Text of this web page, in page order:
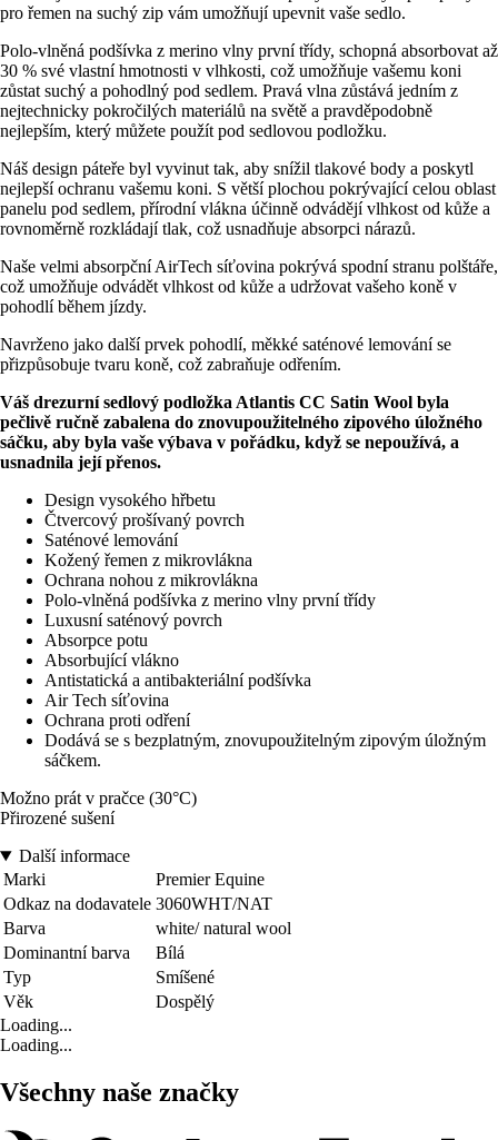
pro řemen na suchý zip vám umožňují upevnit vaše sedlo.
Polo-vlněná podšívka z merino vlny první třídy, schopná absorbovat až
30 % své vlastní hmotnosti v vlhkosti, což umožňuje vašemu koni
zůstat suchý a pohodlný pod sedlem. Pravá vlna zůstává jedním z
nejtechnicky pokročilých materiálů na světě a pravděpodobně
nejlepším, který můžete použít pod sedlovou podložku.
Náš design páteře byl vyvinut tak, aby snížil tlakové body a poskytl
nejlepší ochranu vašemu koni. S větší plochou pokrývající celou oblast
panelu pod sedlem, přírodní vlákna účinně odvádějí vlhkost od kůže a
rovnoměrně rozkládají tlak, což usnadňuje absorpci nárazů.
Naše velmi absorpční AirTech síťovina pokrývá spodní stranu polštáře,
což umožňuje odvádět vlhkost od kůže a udržovat vašeho koně v
pohodlí během jízdy.
Navrženo jako další prvek pohodlí, měkké saténové lemování se
přizpůsobuje tvaru koně, což zabraňuje odřením.
Váš drezurní sedlový podložka Atlantis CC Satin Wool byla
pečlivě ručně zabalena do znovupoužitelného zipového úložného
sáčku, aby byla vaše výbava v pořádku, když se nepoužívá, a
usnadnila její přenos.
Design vysokého hřbetu
Čtvercový prošívaný povrch
Saténové lemování
Kožený řemen z mikrovlákna
Ochrana nohou z mikrovlákna
Polo-vlněná podšívka z merino vlny první třídy
Luxusní saténový povrch
Absorpce potu
Absorbující vlákno
Antistatická a antibakteriální podšívka
Air Tech síťovina
Ochrana proti odření
Dodává se s bezplatným, znovupoužitelným zipovým úložným
sáčkem.
Možno prát v pračce (30°C)
Přirozené sušení
Další informace
Marki
Premier Equine
Odkaz na dodavatele 3060WHT/NAT
Barva
white/ natural wool
Dominantní barva
Bílá
Typ
Smíšené
Věk
Dospělý
Loading...
Loading...
Všechny naše značky